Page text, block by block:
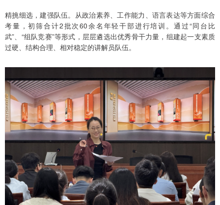
精挑细选，建强队伍。从政治素养、工作能力、语言表达等方面综合
考量，初筛合计2批次60余名年轻干部进行培训。通过“同台比
武”、“组队竞赛”等形式，层层遴选出优秀骨干力量，组建起一支素质
过硬、结构合理、相对稳定的讲解员队伍。